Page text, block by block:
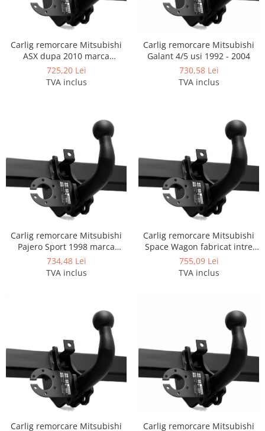
Covorase auto Lexus
Covorase auto Mazda
Covorase auto Mini
Covorase auto Mitsubishi
Covorase auto Nissan
Covorase auto Porsche
Covorase auto Renault
Covorase auto Saab
Covorase auto Seat
Covorase auto Skoda
Covorase auto Subaru
Covorase auto Suzuki
Covorase auto Toyota
Covorase auto Volvo
Covorase auto Vw
Generatoare curent portabile
Genti si rucsacuri
Accesorii genti-rucsacuri
Genti de umar
Carlig remorcare Mitsubishi
ASX dupa 2010 marca
Autohak
725,20 Lei
TVA inclus
Carlig remorcare Mitsubishi
Galant 4/5 usi 1992 - 2004
730,58 Lei
TVA inclus
Carlig remorcare Mitsubishi
Pajero Sport 1998 marca
Autohak
734,48 Lei
TVA inclus
Carlig remorcare Mitsubishi
Space Wagon fabricat intre
1998 - 2003 marca Autohak
755,09 Lei
TVA inclus
Carlig remorcare Mitsubishi
Carlig remorcare Mitsubishi